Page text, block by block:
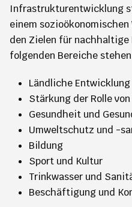
Infrastrukturentwicklung
einem
den Zielen für
folgenden Bereiche
Ländliche Entwicklung
Stärkung der Rolle
Gesundheit und
Umweltschutz und -
Bildung
Sport und Kultur
Trinkwasser und
Beschäftigung und